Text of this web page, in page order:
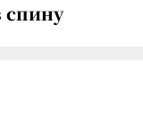
спину